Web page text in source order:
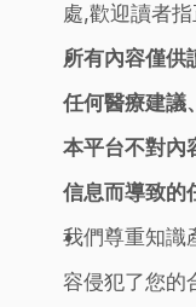
處,歡迎讀者指
所有內容僅供
任何醫療建議
本平台不對內
信息而導致的
我們尊重知識
容侵犯了您的